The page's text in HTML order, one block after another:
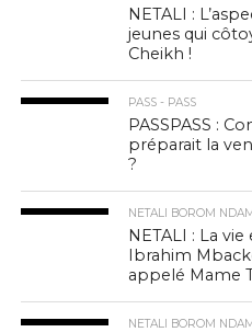
NETALI :
jeunes qui
Cheikh !
PASS - PASS
PASSPASS :
préparait la
?
NETALI BOROM
NETALI : La
Ibrahim
appelé Mame
NETALI BOROM